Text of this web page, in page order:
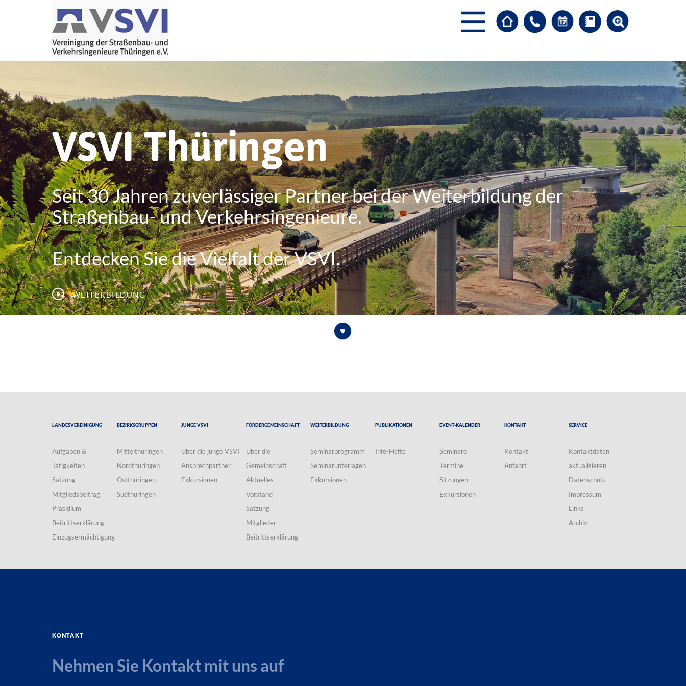
VSVI Thüringen
Seit 30 Jahren zuverlässiger Partner bei der Weiterbildung der
Straßenbau- und Verkehrsingenieure.
Entdecken Sie die Vielfalt der VSVI.
Weiterbildung
Landesvereinigung
Aufgaben &
Tätigkeiten
Satzung
Mitgliedsbeitrag
Präsidium
Beitrittserklärung
Einzugsermächtigung
Bezirksgruppen
Mittelthüringen
Nordthüringen
Ostthüringen
Südthüringen
Junge VSVI
Über die junge VSVI
Ansprechpartner
Exkursionen
Fördergemeinschaft
Über die
Gemeinschaft
Aktuelles
Vorstand
Satzung
Mitglieder
Beitrittserklärung
Weiterbildung
Seminarprogramm
Seminarunterlagen
Exkursionen
Publikationen
Info-Hefte
Event-Kalender
Seminare
Termine
Sitzungen
Exkursionen
Kontakt
Kontakt
Anfahrt
Service
Kontaktdaten
aktualisieren
Datenschutz
Impressum
Links
Archiv
Kontakt
Nehmen Sie Kontakt mit uns auf